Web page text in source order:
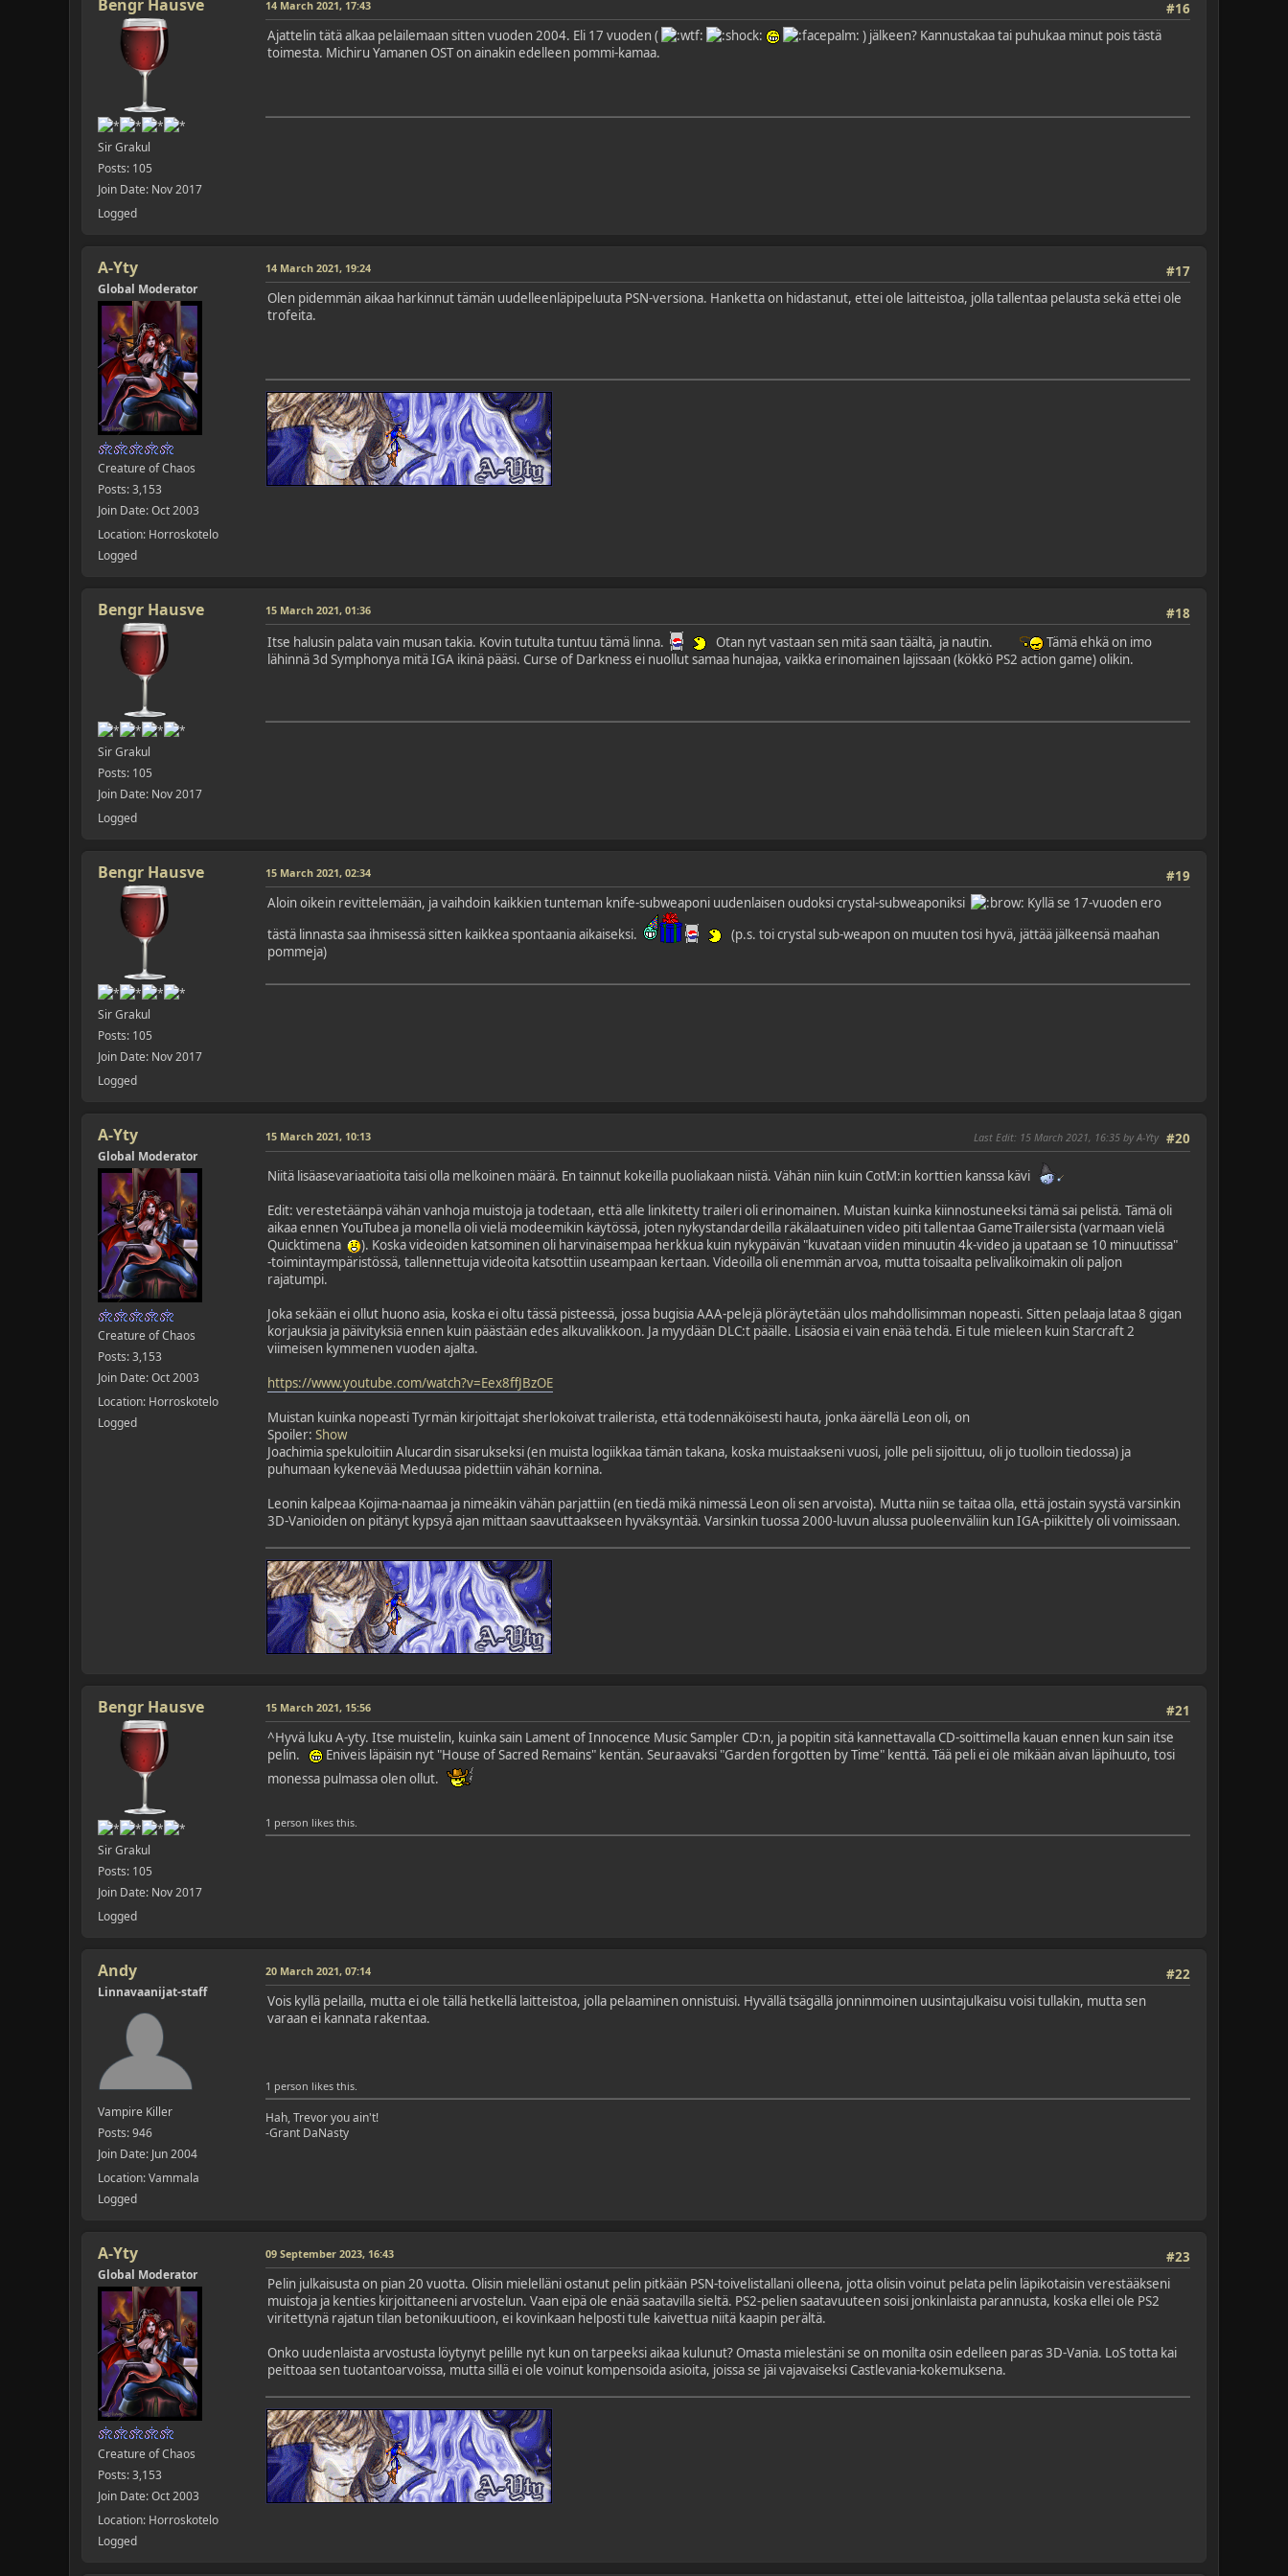
Bengr Hausve
Sir Grakul
Posts: 105
Join Date: Nov 2017
Logged
#16
14 March 2021, 17:43
Ajattelin tätä alkaa pelailemaan sitten vuoden 2004. Eli 17 vuoden (
) jälkeen? Kannustakaa tai puhukaa minut pois tästä
toimesta. Michiru Yamanen OST on ainakin edelleen pommi-kamaa.
A-Yty
Global Moderator
Creature of Chaos
Posts: 3,153
Join Date: Oct 2003
Location: Horroskotelo
Logged
#17
14 March 2021, 19:24
Olen pidemmän aikaa harkinnut tämän uudelleenläpipeluuta PSN-versiona. Hanketta on hidastanut, ettei ole laitteistoa, jolla tallentaa pelausta sekä ettei ole
trofeita.
Bengr Hausve
Sir Grakul
Posts: 105
Join Date: Nov 2017
Logged
#18
15 March 2021, 01:36
Itse halusin palata vain musan takia. Kovin tutulta tuntuu tämä linna. Otan nyt vastaan sen mitä saan täältä, ja nautin.
Tämä ehkä on imo
lähinnä 3d Symphonya mitä IGA ikinä pääsi. Curse of Darkness ei nuollut samaa hunajaa, vaikka erinomainen lajissaan (kökkö PS2 action game) olikin.
Bengr Hausve
Sir Grakul
Posts: 105
Join Date: Nov 2017
Logged
#19
15 March 2021, 02:34
Aloin oikein revittelemään, ja vaihdoin kaikkien tunteman knife-subweaponi uudenlaisen oudoksi crystal-subweaponiksi
Kyllä se 17-vuoden ero
tästä linnasta saa ihmisessä sitten kaikkea spontaania aikaiseksi.
(p.s. toi crystal sub-weapon on muuten tosi hyvä, jättää jälkeensä maahan
pommeja)
A-Yty
Global Moderator
Creature of Chaos
Posts: 3,153
Join Date: Oct 2003
Location: Horroskotelo
Logged
#20
15 March 2021, 10:13 Last Edit: 15 March 2021, 16:35 by A-Yty
Niitä lisäasevariaatioita taisi olla melkoinen määrä. En tainnut kokeilla puoliakaan niistä. Vähän niin kuin CotM:in korttien kanssa kävi
Edit: verestetäänpä vähän vanhoja muistoja ja todetaan, että alle linkitetty traileri oli erinomainen. Muistan kuinka kiinnostuneeksi tämä sai pelistä. Tämä oli
aikaa ennen YouTubea ja monella oli vielä modeemikin käytössä, joten nykystandardeilla räkälaatuinen video piti tallentaa GameTrailersista (varmaan vielä
Quicktimena
). Koska videoiden katsominen oli harvinaisempaa herkkua kuin nykypäivän "kuvataan viiden minuutin 4k-video ja upataan se 10 minuutissa"
-toimintaympäristössä, tallennettuja videoita katsottiin useampaan kertaan. Videoilla oli enemmän arvoa, mutta toisaalta pelivalikoimakin oli paljon
rajatumpi.
Joka sekään ei ollut huono asia, koska ei oltu tässä pisteessä, jossa bugisia AAA-pelejä plöräytetään ulos mahdollisimman nopeasti. Sitten pelaaja lataa 8 gigan
korjauksia ja päivityksiä ennen kuin päästään edes alkuvalikkoon. Ja myydään DLC:t päälle. Lisäosia ei vain enää tehdä. Ei tule mieleen kuin Starcraft 2
viimeisen kymmenen vuoden ajalta.
https://www.youtube.com/watch?v=Eex8ffJBzOE
Muistan kuinka nopeasti Tyrmän kirjoittajat sherlokoivat trailerista, että todennäköisesti hauta, jonka äärellä Leon oli, on
Spoiler: Show
Joachimia spekuloitiin Alucardin sisarukseksi (en muista logiikkaa tämän takana, koska muistaakseni vuosi, jolle peli sijoittuu, oli jo tuolloin tiedossa) ja
puhumaan kykenevää Meduusaa pidettiin vähän kornina.
Leonin kalpeaa Kojima-naamaa ja nimeäkin vähän parjattiin (en tiedä mikä nimessä Leon oli sen arvoista). Mutta niin se taitaa olla, että jostain syystä varsinkin
3D-Vanioiden on pitänyt kypsyä ajan mittaan saavuttaakseen hyväksyntää. Varsinkin tuossa 2000-luvun alussa puoleenväliin kun IGA-piikittely oli voimissaan.
Bengr Hausve
Sir Grakul
Posts: 105
Join Date: Nov 2017
Logged
#21
15 March 2021, 15:56
^Hyvä luku A-yty. Itse muistelin, kuinka sain Lament of Innocence Music Sampler CD:n, ja popitin sitä kannettavalla CD-soittimella kauan ennen kun sain itse
pelin.
Eniveis läpäisin nyt "House of Sacred Remains" kentän. Seuraavaksi "Garden forgotten by Time" kenttä. Tää peli ei ole mikään aivan läpihuuto, tosi
monessa pulmassa olen ollut.
1 person likes this.
Andy
Linnavaanijat-staff
Vampire Killer
Posts: 946
Join Date: Jun 2004
Location: Vammala
Logged
#22
20 March 2021, 07:14
Vois kyllä pelailla, mutta ei ole tällä hetkellä laitteistoa, jolla pelaaminen onnistuisi. Hyvällä tsägällä jonninmoinen uusintajulkaisu voisi tullakin, mutta sen
varaan ei kannata rakentaa.
1 person likes this.
Hah, Trevor you ain't!
-Grant DaNasty
A-Yty
Global Moderator
Creature of Chaos
Posts: 3,153
Join Date: Oct 2003
Location: Horroskotelo
Logged
#23
09 September 2023, 16:43
Pelin julkaisusta on pian 20 vuotta. Olisin mielelläni ostanut pelin pitkään PSN-toivelistallani olleena, jotta olisin voinut pelata pelin läpikotaisin verestääkseni
muistoja ja kenties kirjoittaneeni arvostelun. Vaan eipä ole enää saatavilla sieltä. PS2-pelien saatavuuteen soisi jonkinlaista parannusta, koska ellei ole PS2
viritettynä rajatun tilan betonikuutioon, ei kovinkaan helposti tule kaivettua niitä kaapin perältä.
Onko uudenlaista arvostusta löytynyt pelille nyt kun on tarpeeksi aikaa kulunut? Omasta mielestäni se on monilta osin edelleen paras 3D-Vania. LoS totta kai
peittoaa sen tuotantoarvoissa, mutta sillä ei ole voinut kompensoida asioita, joissa se jäi vajavaiseksi Castlevania-kokemuksena.